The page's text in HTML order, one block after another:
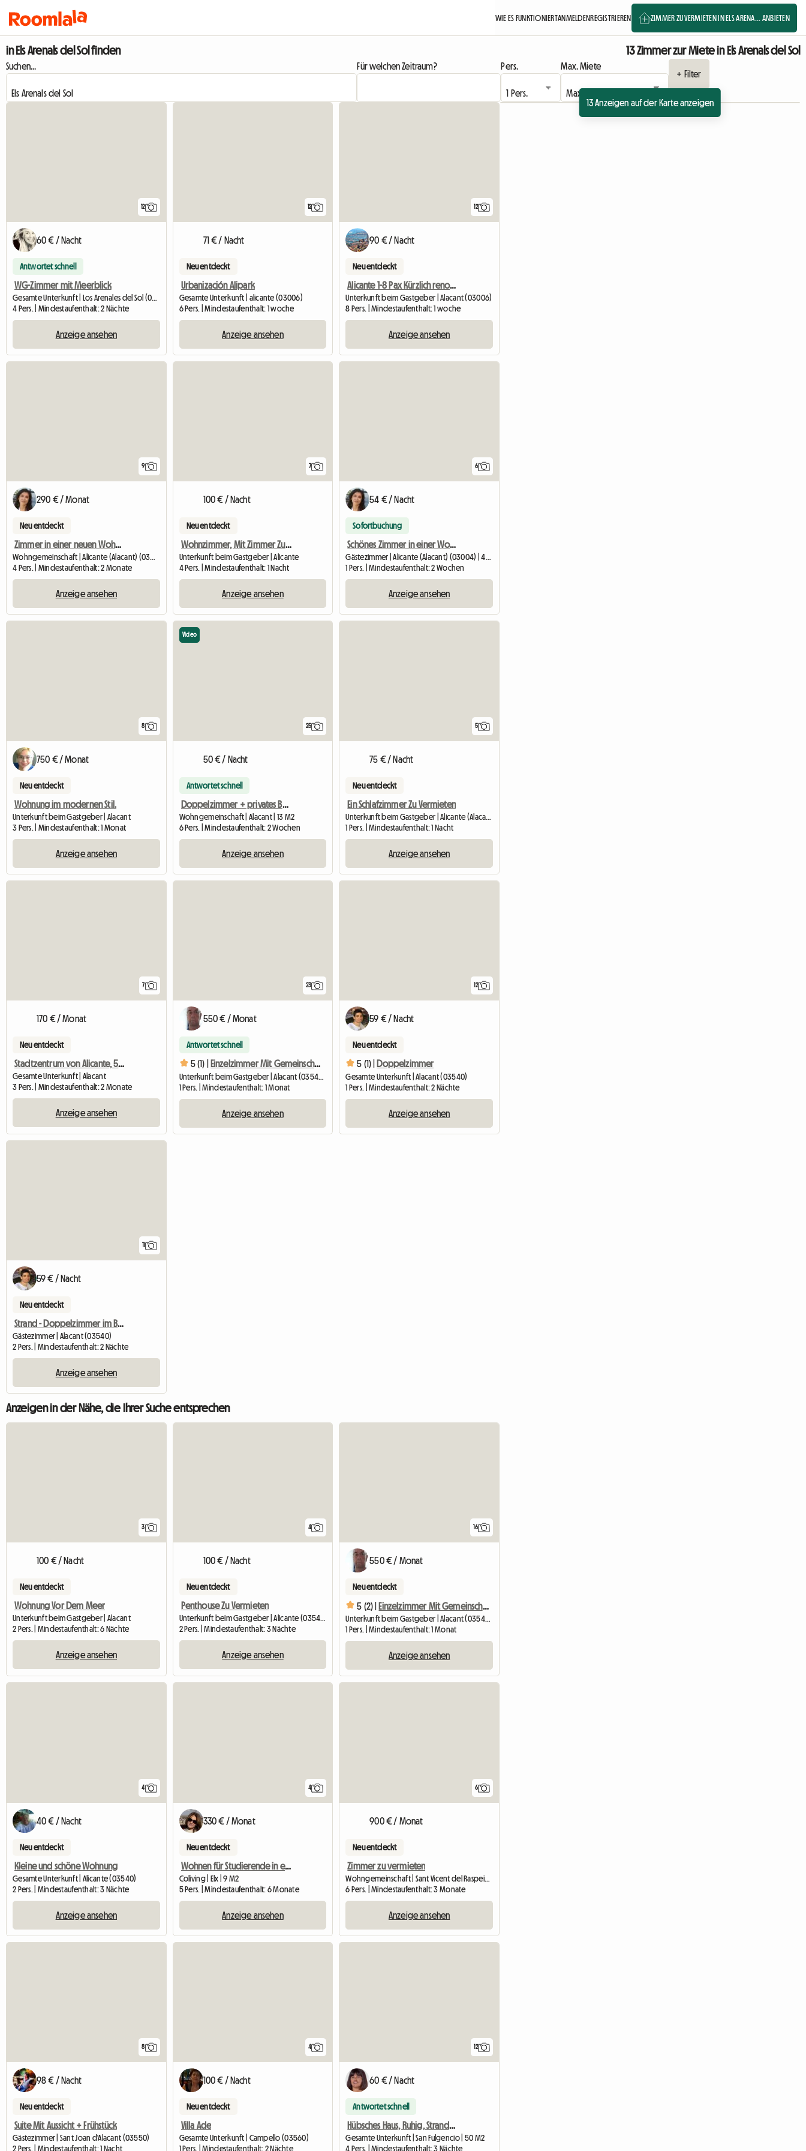
WIE ES FUNKTIONIERTANMELDENREGISTRIEREN ZIMMER ZU VERMIETEN IN ELS ARENA... ANBIETEN
in Els Arenals del Sol finden 13 Zimmer zur Miete in Els Arenals del Sol
Suchen... Für welchen Zeitraum? Pers.
Max. Miete
+ Filter
13 Anzeigen auf der Karte anzeigen
12
60 € / Nacht
Antwortet schnell
WG-Zimmer mit Meerblick
Gesamte Unterkunft | Los Arenales del Sol (03195) | 120 M2
4 Pers. | Mindestaufenthalt: 2 Nächte
Anzeige ansehen
12
71 € / Nacht
Neu entdeckt
Urbanización Alipark
Gesamte Unterkunft | alicante (03006)
6 Pers. | Mindestaufenthalt: 1 woche
Anzeige ansehen
12
90 € / Nacht
Neu entdeckt
Alicante 1-8 Pax Kürzlich renoviert
Unterkunft beim Gastgeber | Alacant (03006)
8 Pers. | Mindestaufenthalt: 1 woche
Anzeige ansehen
9
290 € / Monat
Neu entdeckt
Zimmer in einer neuen Wohnung im Zentrum von Alicante
Wohngemeinschaft | Alicante (Alacant) (03005)
4 Pers. | Mindestaufenthalt: 2 Monate
Anzeige ansehen
7
100 € / Nacht
Neu entdeckt
Wohnzimmer, Mit Zimmer Zur Terrasse, Gültig Für Vier Personen
Unterkunft beim Gastgeber | Alicante
4 Pers. | Mindestaufenthalt: 1 Nacht
Anzeige ansehen
6
54 € / Nacht
Sofortbuchung
Schönes Zimmer in einer Wohngemeinschaft in Alicante zu vermieten
Gästezimmer | Alicante (Alacant) (03004) | 45 M2
1 Pers. | Mindestaufenthalt: 2 Wochen
Anzeige ansehen
8
750 € / Monat
Neu entdeckt
Wohnung im modernen Stil.
Unterkunft beim Gastgeber | Alacant
3 Pers. | Mindestaufenthalt: 1 Monat
Anzeige ansehen
25
Video
50 € / Nacht
Antwortet schnell
Doppelzimmer + privates Badezimmer in einer Wohngemeinschaft in Alicante
Wohngemeinschaft | Alacant | 13 M2
6 Pers. | Mindestaufenthalt: 2 Wochen
Anzeige ansehen
5
75 € / Nacht
Neu entdeckt
Ein Schlafzimmer Zu Vermieten
1 Pers. | Mindestaufenthalt: 1 Nacht
Anzeige ansehen
7
170 € / Monat
Neu entdeckt
Stadtzentrum von Alicante, 5 Minuten vom Strand entfernt
Gesamte Unterkunft | Alacant
3 Pers. | Mindestaufenthalt: 2 Monate
Anzeige ansehen
23
550 € / Monat
Antwortet schnell
5 (1) | Einzelzimmer Mit Gemeinschaftsbad Mieten
Unterkunft beim Gastgeber | Alacant (03540) | 12 M2
1 Pers. | Mindestaufenthalt: 1 Monat
Anzeige ansehen
12
59 € / Nacht
Neu entdeckt
5 (1) | Doppelzimmer
Gesamte Unterkunft | Alacant (03540)
1 Pers. | Mindestaufenthalt: 2 Nächte
Anzeige ansehen
11
59 € / Nacht
Neu entdeckt
Strand - Doppelzimmer im Bungalow
Gästezimmer | Alacant (03540)
2 Pers. | Mindestaufenthalt: 2 Nächte
Anzeige ansehen
Anzeigen in der Nähe, die Ihrer Suche entsprechen
3
100 € / Nacht
Neu entdeckt
Wohnung Vor Dem Meer
Unterkunft beim Gastgeber | Alacant
2 Pers. | Mindestaufenthalt: 6 Nächte
Anzeige ansehen
4
100 € / Nacht
Neu entdeckt
Penthouse Zu Vermieten
Unterkunft beim Gastgeber | Alicante (03540)
2 Pers. | Mindestaufenthalt: 3 Nächte
Anzeige ansehen
16
550 € / Monat
Neu entdeckt
5 (2) | Einzelzimmer Mit Gemeinschaftsbad Mieten
Unterkunft beim Gastgeber | Alacant (03540) | 12 M2
1 Pers. | Mindestaufenthalt: 1 Monat
Anzeige ansehen
4
40 € / Nacht
Neu entdeckt
Kleine und schöne Wohnung
Gesamte Unterkunft | Alicante (03540)
2 Pers. | Mindestaufenthalt: 3 Nächte
Anzeige ansehen
4
330 € / Monat
Neu entdeckt
Wohnen für Studierende in einem separaten Zimmer
Coliving | Elx | 9 M2
5 Pers. | Mindestaufenthalt: 6 Monate
Anzeige ansehen
6
900 € / Monat
Neu entdeckt
Zimmer zu vermieten
Wohngemeinschaft | Sant Vicent del Raspeig (03690) | 100 M2
6 Pers. | Mindestaufenthalt: 3 Monate
Anzeige ansehen
8
98 € / Nacht
Neu entdeckt
Suite Mit Aussicht + Frühstück
Gästezimmer | Sant Joan d'Alacant (03550)
2 Pers. | Mindestaufenthalt: 1 Nacht
4
100 € / Nacht
Neu entdeckt
Villa Ade
Gesamte Unterkunft | Campello (03560)
1 Pers. | Mindestaufenthalt: 2 Nächte
12
60 € / Nacht
Antwortet schnell
Hübsches Haus, Ruhig, Strandnähe, Geschäfte, Wifi
Gesamte Unterkunft | San Fulgencio | 50 M2
4 Pers. | Mindestaufenthalt: 3 Nächte